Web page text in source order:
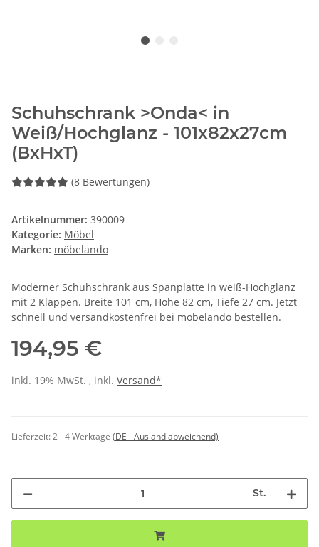
Schuhschrank >Onda< in
Weiß/Hochglanz - 101x82x27cm
(BxHxT)
(8 Bewertungen)
Artikelnummer: 390009
Kategorie: Möbel
Marken: möbelando
Moderner Schuhschrank aus Spanplatte in weiß-Hochglanz
mit 2 Klappen. Breite 101 cm, Höhe 82 cm, Tiefe 27 cm. Jetzt
schnell und versandkostenfrei bei möbelando bestellen.
194,95 €
inkl. 19% MwSt. , inkl. Versand*
Lieferzeit:2 - 4 Werktage (DE - Ausland abweichend)
St.